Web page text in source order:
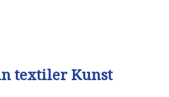
textiler Kunst